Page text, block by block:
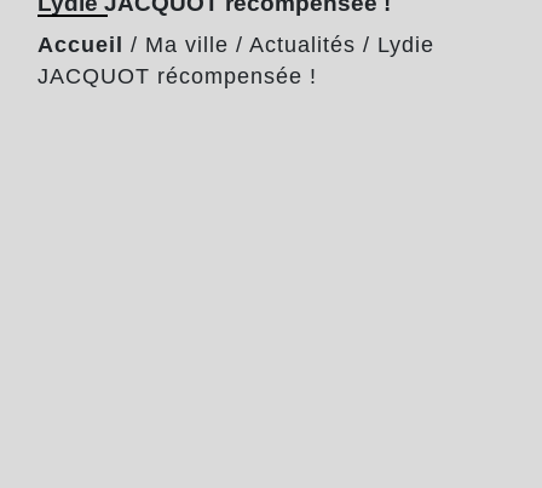
Accueil / Ma ville / Actualités / Lydie
JACQUOT récompensée !